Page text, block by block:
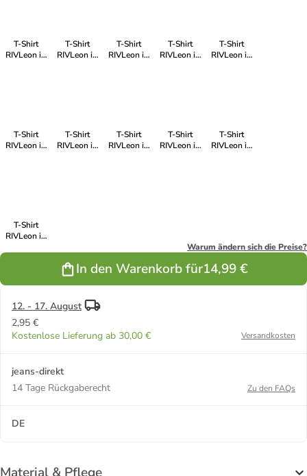
T-Shirt
RIVLeon in
T-Shirt
RIVLeon in
T-Shirt
RIVLeon in
T-Shirt
RIVLeon in
T-Shirt
RIVLeon in
T-Shirt
RIVLeon in
T-Shirt
RIVLeon in
T-Shirt
RIVLeon in
T-Shirt
RIVLeon in
T-Shirt
RIVLeon in
T-Shirt
RIVLeon in
Warum ändern sich die Preise?
In den Warenkorb für14,99 €
12. - 17. August
2,95 €
Kostenlose Lieferung ab 30,00 €
Versandkosten
jeans-direkt
14 Tage Rückgaberecht
Zu den FAQs
DE